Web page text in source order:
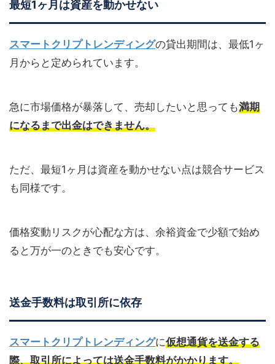
最短1ヶ月は資産を動かせない
スマートクリプトレンディングの貸出期間は、最低1ヶ
月からと定められています。
急に市場価格が暴落して、売却したいと思っても満期
になるまで出金はできません。
ただ、最短1ヶ月は資産を動かせない点は競合サービス
も同様です。
価格変動リスクが心配な方は、余裕資金で少額で始め
ると万が一のときでも安心です。
送金手数料は取引所に依存
スマートクリプトレンディングに仮想通貨を送金する
際、取引所によっては送金手数料がかかります。